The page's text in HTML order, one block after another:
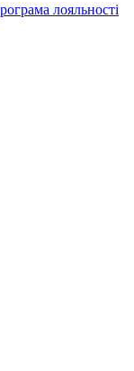
лояльності